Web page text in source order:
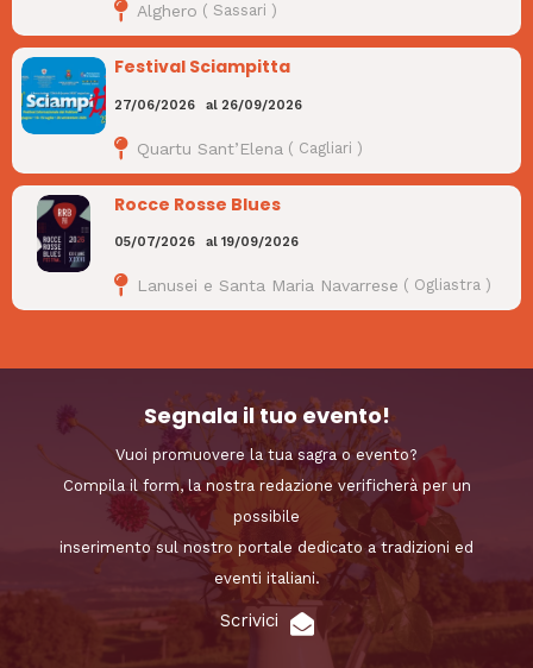
Alghero ( Sassari )
Festival Sciampitta
27/06/2026 al 26/09/2026
Quartu Sant’Elena ( Cagliari )
Rocce Rosse Blues
05/07/2026 al 19/09/2026
Lanusei e Santa Maria Navarrese ( Ogliastra)
Segnala il tuo evento!
Vuoi promuovere la tua sagra o evento?
Compila il form, la nostra redazione verificherà per un
possibile
inserimento sul nostro portale dedicato a tradizioni ed
eventi italiani.
Scrivici